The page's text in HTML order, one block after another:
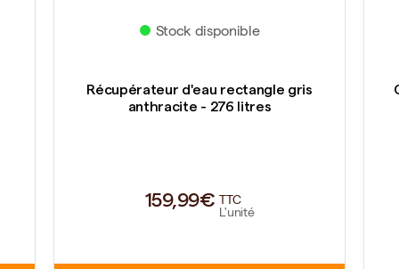
Stock disponible
Récupérateur d'eau rectangle gris
anthracite - 276 litres
159,99€ TTC
L'unité